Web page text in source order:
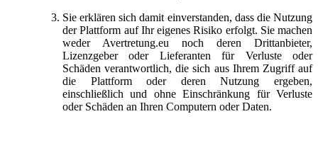
Sie erklären sich damit einverstanden, dass die Nutzung
der Plattform auf Ihr eigenes Risiko erfolgt. Sie machen
weder Avertretung.eu noch deren Drittanbieter,
Lizenzgeber oder Lieferanten für Verluste oder
Schäden verantwortlich, die sich aus Ihrem Zugriff auf
die Plattform oder deren Nutzung ergeben,
einschließlich und ohne Einschränkung für Verluste
oder Schäden an Ihren Computern oder Daten.